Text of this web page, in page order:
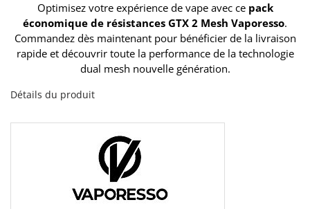
Optimisez votre expérience de vape avec ce pack
économique de résistances GTX 2 Mesh Vaporesso.
Commandez dès maintenant pour bénéficier de la livraison
rapide et découvrir toute la performance de la technologie
dual mesh nouvelle génération.
Détails du produit